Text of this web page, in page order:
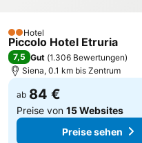
Donnini
Torre del Mangia
2 Sterne
Hotel
Piccolo Hotel Etruria
7,5 Gut (1.306 Bewertungen)
Siena, 0.1 km bis Zentrum
ab 84 €
Preise von 15 Websites
Preise sehen